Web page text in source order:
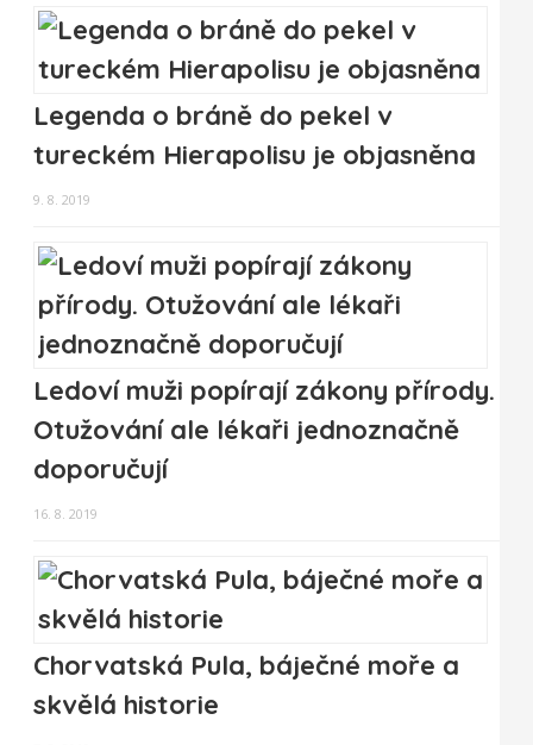
Legenda o bráně do pekel v
tureckém Hierapolisu je objasněna
9. 8. 2019
Ledoví muži popírají zákony přírody.
Otužování ale lékaři jednoznačně
doporučují
16. 8. 2019
Chorvatská Pula, báječné moře a
skvělá historie